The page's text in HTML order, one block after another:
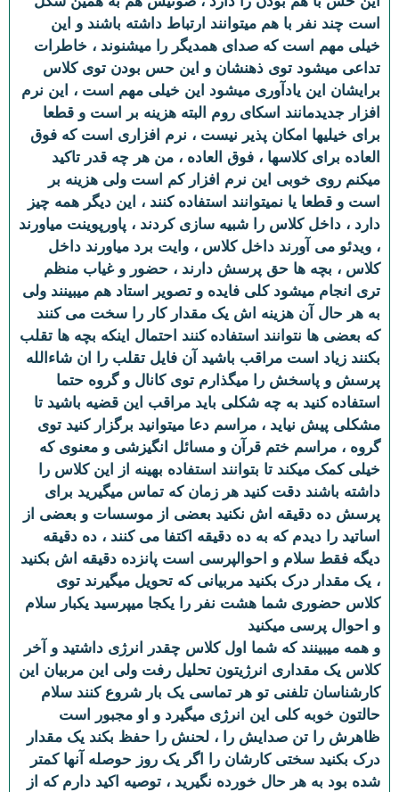
است چند نفر با هم میتوانند ارتباط داشته باشند و این
خیلی مهم است که صدای همدیگر را میشنوند ، خاطرات
تداعی میشود توی ذهنشان و این حس بودن توی کلاس
برایشان این یادآوری میشود این خیلی مهم است ، این نرم
افزار جدیدمانند اسکای روم البته هزینه بر است و قطعا
برای خیلیها امکان پذیر نیست ، نرم افزاری است که فوق
العاده برای کلاسها ، فوق العاده ، من هر چه قدر تاکید
میکنم روی خوبی این نرم افزار کم است ولی هزینه بر
است و قطعا یا نمیتوانند استفاده کنند ، این دیگر همه چیز
دارد ، داخل کلاس را شبیه سازی کردند ، پاورپوینت میاورند
، ویدئو می آورند داخل کلاس ، وایت برد میاورند داخل
کلاس ، بچه ها حق پرسش دارند ، حضور و غیاب منظم
تری انجام میشود کلی فایده و تصویر استاد هم میبینند ولی
به هر حال آن هزینه اش یک مقدار کار را سخت می کنند
که بعضی ها نتوانند استفاده کنند احتمال اینکه بچه ها تقلب
بکنند زیاد است مراقب باشید آن فایل تقلب را ان شاءالله
پرسش و پاسخش را میگذارم توی کانال و گروه حتما
استفاده کنید به چه شکلی باید مراقب این قضیه باشید تا
مشکلی پیش نیاید ، مراسم دعا میتوانید برگزار کنید توی
گروه ، مراسم ختم قرآن و مسائل انگیزشی و معنوی که
خیلی کمک میکند تا بتوانند استفاده بهینه از این کلاس را
داشته باشند دقت کنید هر زمان که تماس میگیرید برای
پرسش ده دقیقه اش نکنید بعضی از موسسات و بعضی از
اساتید را دیدم که به ده دقیقه اکتفا می کنند ، ده دقیقه
دیگه فقط سلام و احوالپرسی است پانزده دقیقه اش بکنید
، یک مقدار درک بکنید مربیانی که تحویل میگیرند توی
کلاس حضوری شما هشت نفر را یکجا میپرسید یکبار سلام
و احوال پرسی میکنید
و همه میبینند که شما اول کلاس چقدر انرژی داشتید و آخر
کلاس یک مقداری انرژیتون تحلیل رفت ولی این مربیان این
کارشناسان تلفنی تو هر تماسی یک بار شروع کنند سلام
حالتون خوبه کلی این انرژی میگیرد و او مجبور است
ظاهرش را تن صدایش را ، لحنش را حفظ بکند یک مقدار
درک بکنید سختی کارشان را اگر یک روز حوصله آنها کمتر
شده بود به هر حال خورده نگیرید ، توصیه اکید دارم که از